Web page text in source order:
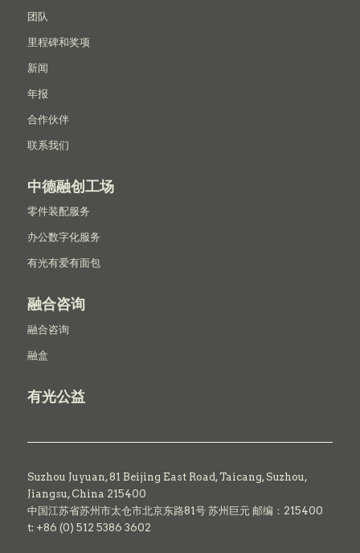
团队
里程碑和奖项
新闻
年报
合作伙伴
联系我们
中德融创工场
零件装配服务
办公数字化服务
有光有爱有面包
融合咨询
融合咨询
融盒
有光公益
Suzhou Juyuan, 81 Beijing East Road,Taicang,Suzhou,
Jiangsu, China 215400
中国江苏省苏州市太仓市北京东路81号 苏州巨元 邮编：215400
t: +86 (0) 512 5386 3602